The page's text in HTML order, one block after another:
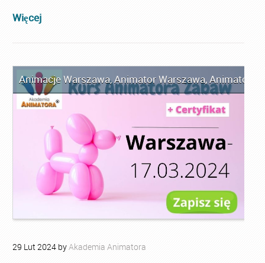
Więcej
Animacje Warszawa,Animator Warszawa,Animator
29 Lut 2024 byAkademia Animatora